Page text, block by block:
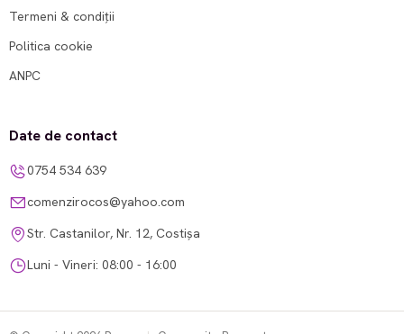
Termeni & condiții
Politica cookie
ANPC
Date de contact
0754 534 639
comenzirocos@yahoo.com
Str. Castanilor, Nr. 12, Costișa
Luni - Vineri: 08:00 - 16:00